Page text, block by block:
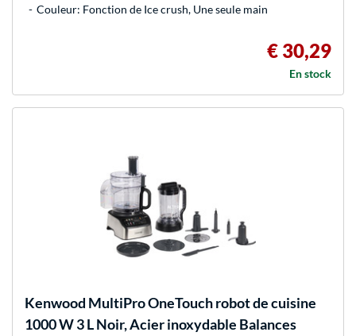
Couleur: Fonction de Ice crush, Une seule main
€ 30,29
En stock
Kenwood MultiPro OneTouch robot de cuisine
1000 W 3 L Noir, Acier inoxydable Balances